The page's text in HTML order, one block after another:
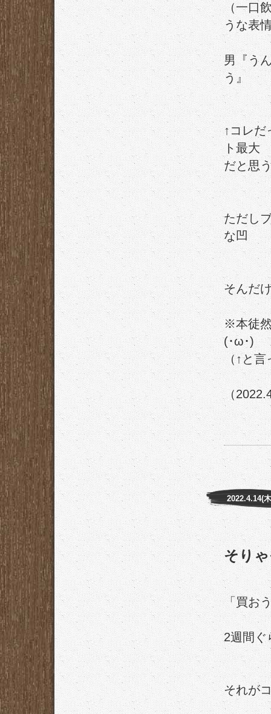
（一口
うな表
男『う
う』
↑コレだ
ト最大
だと思
ただし
な凹
そんだ
※本徒
(･ω･)ゞ
（↑と
（
2022.4.14(
そり
「買お
2週間ぐ
それが